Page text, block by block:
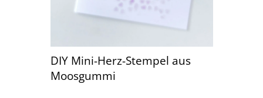
DIY Mini-Herz-Stempel aus
Moosgummi